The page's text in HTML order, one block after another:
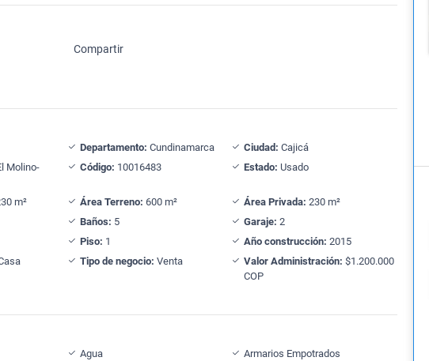
Compartir
Departamento: Cundinamarca Ciudad: Cajicá
Molino-
Código: 10016483 Estado: Usado
m² Área Terreno: 600 m² Área Privada: 230 m²
Baños: 5 Garaje: 2
Piso: 1 Año construcción: 2015
Tipo de negocio: Venta Valor Administración: $1.200.000
COP
Agua
Armarios Empotrados